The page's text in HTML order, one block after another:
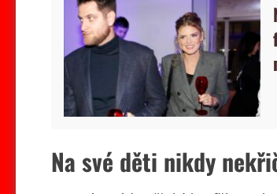
Na své děti nikdy